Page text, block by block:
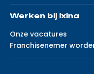
Werken bij ixina
Onze vacatures
Franchisenemer